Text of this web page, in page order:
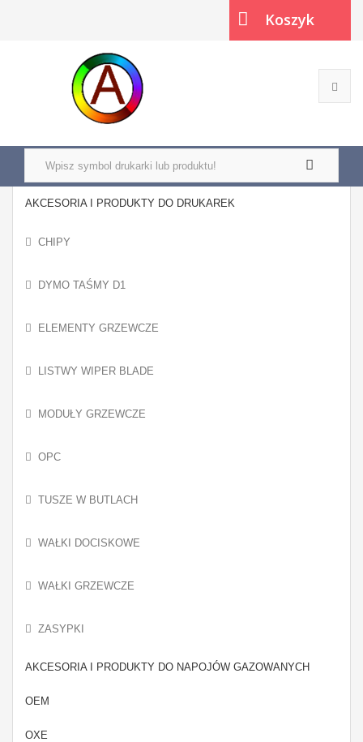
Koszyk
AKCESORIA I PRODUKTY DO DRUKAREK
CHIPY
DYMO TAŚMY D1
ELEMENTY GRZEWCZE
LISTWY WIPER BLADE
MODUŁY GRZEWCZE
OPC
TUSZE W BUTLACH
WAŁKI DOCISKOWE
WAŁKI GRZEWCZE
ZASYPKI
AKCESORIA I PRODUKTY DO NAPOJÓW GAZOWANYCH
OEM
OXE